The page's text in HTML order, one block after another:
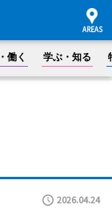
働く 学ぶ・知る
2026.04.24